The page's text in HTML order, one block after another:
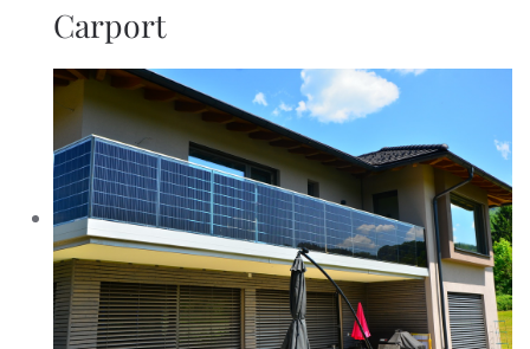
Carport